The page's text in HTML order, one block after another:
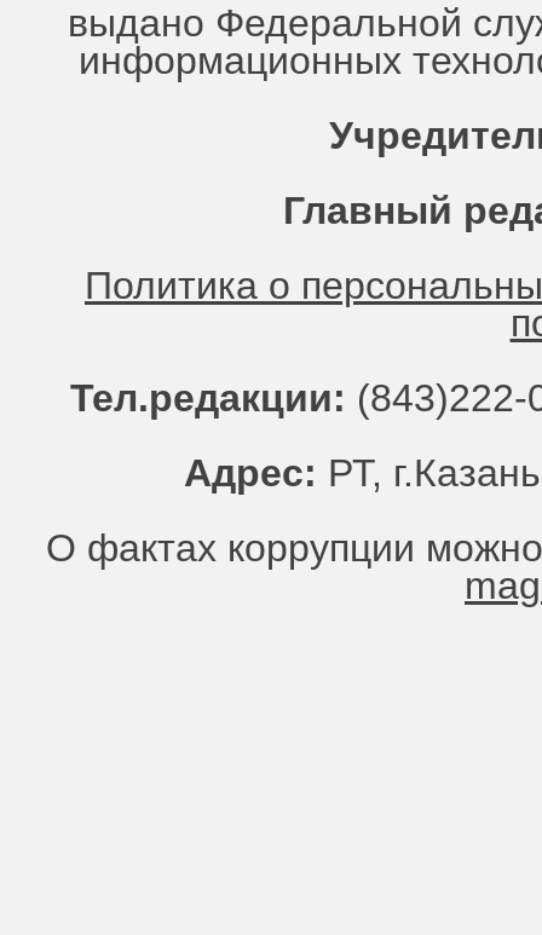
выдано Федеральной
информационных
Главный
Политика о
Тел.редакции:
Адрес: РТ,
О фактах коррупции